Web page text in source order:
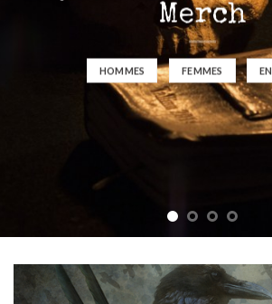
Merch
HOMMES FEMMES